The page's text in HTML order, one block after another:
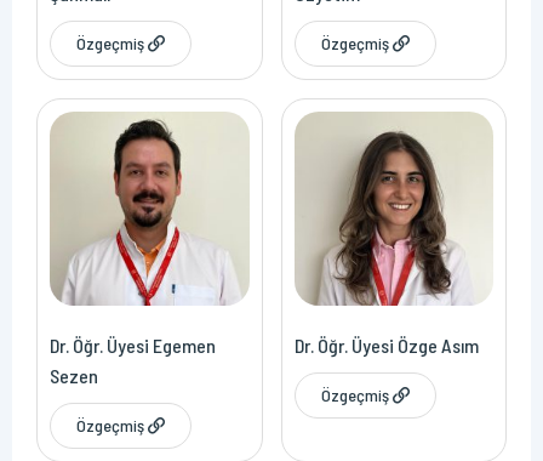
Özgeçmiş Özgeçmiş
Dr. Öğr. Üyesi Egemen
Sezen
Özgeçmiş
Dr. Öğr. Üyesi Özge Asım
Özgeçmiş